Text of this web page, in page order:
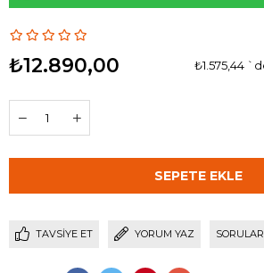
₺12.890,00 ₺1.575,44
TAVSIYE ET YORUM YAZ